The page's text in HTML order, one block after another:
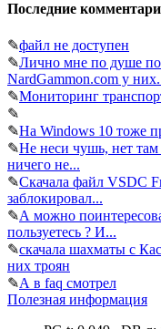
Последние
✎файл не доступен
✎Лично мне по душе
NardGammon.com у
✎Мониторинг
✎
✎На Windows 10 тоже
✎Не неси чушь, нет
ничего не...
✎Скачала файл VSDC
заблокировал...
✎А можно
пользуетесь ? И...
✎скачала шахматы с
них троян
✎А в faq смотрел
Полезная информация